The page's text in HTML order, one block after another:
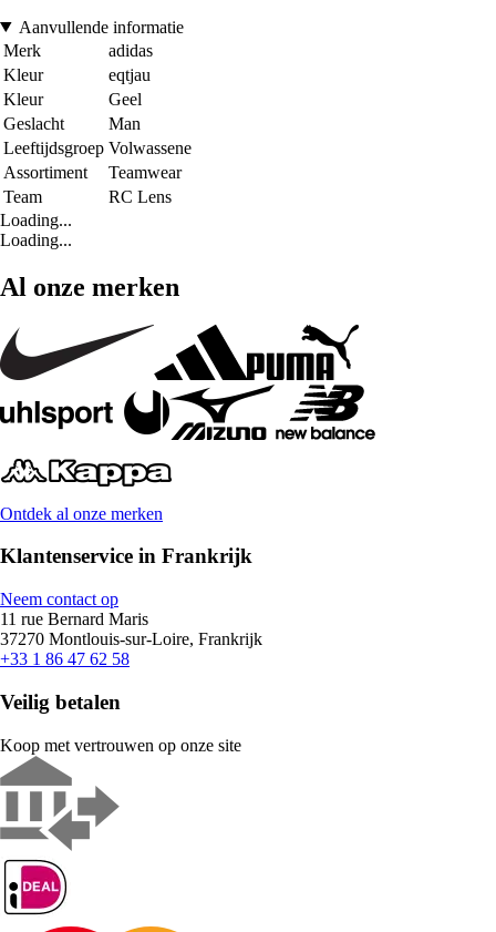
Aanvullende informatie
Merk
adidas
Kleur
eqtjau
Kleur
Geel
Geslacht
Man
Leeftijdsgroep Volwassene
Assortiment
Teamwear
Team
RC Lens
Loading...
Loading...
Al onze merken
Ontdek al onze merken
Klantenservice in Frankrijk
Neem contact op
11 rue Bernard Maris
37270 Montlouis-sur-Loire, Frankrijk
+33 1 86 47 62 58
Veilig betalen
Koop met vertrouwen op onze site